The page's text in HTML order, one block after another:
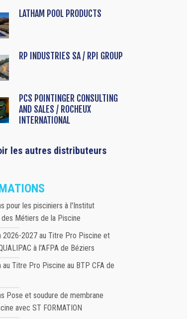
LATHAM POOL PRODUCTS
RP INDUSTRIES SA / RPI GROUP
PCS POINTINGER CONSULTING
AND SALES / ROCHEUX
INTERNATIONAL
les autres distributeurs
pour les pisciniers à l'Institut
Métiers de la Piscine
2026-2027 au Titre Pro Piscine et
à l'AFPA de Béziers
au Titre Pro Piscine au BTP CFA de
Pose et soudure de membrane
avec ST FORMATION